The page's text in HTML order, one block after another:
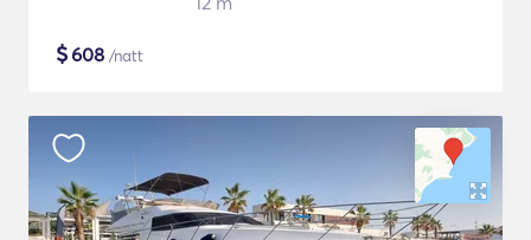
$608 /natt